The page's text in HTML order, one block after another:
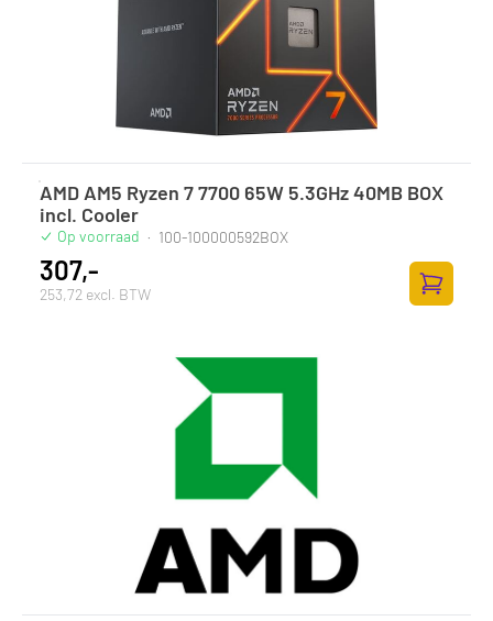
AMD AM5 Ryzen 7 7700 65W 5.3GHz 40MB BOX
incl. Cooler
Op voorraad · 100-100000592BOX
307,-
253,72 excl. BTW
Zum